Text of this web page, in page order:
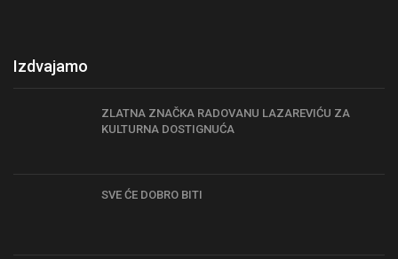
Izdvajamo
ZLATNA ZNAČKA RADOVANU LAZAREVIĆU ZA
KULTURNA DOSTIGNUĆA
SVE ĆE DOBRO BITI